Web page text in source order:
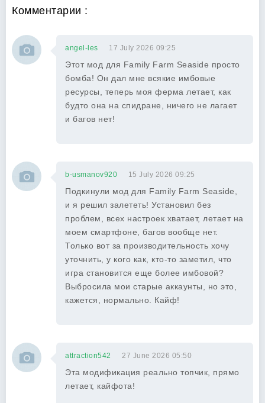
Комментарии :
angel-les 17 July 2026 09:25
Этот мод для Family Farm Seaside просто
бомба! Он дал мне всякие имбовые
ресурсы, теперь моя ферма летает, как
будто она на спидране, ничего не лагает
и багов нет!
b-usmanov920 15 July 2026 09:25
Подкинули мод для Family Farm Seaside,
и я решил залететь! Установил без
проблем, всех настроек хватает, летает на
моем смартфоне, багов вообще нет.
Только вот за производительность хочу
уточнить, у кого как, кто-то заметил, что
игра становится еще более имбовой?
Выбросила мои старые аккаунты, но это,
кажется, нормально. Кайф!
attraction542 27 June 2026 05:50
Эта модификация реально топчик, прямо
летает, кайфота!